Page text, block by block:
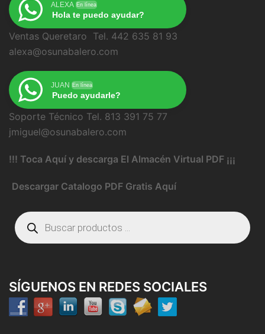
ALEXA En línea
Hola te puedo ayudar?
Ventas Queretaro Tel. 442 635 81 93
alexa@osunabalero.com
JUAN En línea
Puedo ayudarle?
Soporte Técnico Tel. 813 391 75 77
jmiguel@osunabalero.com
!!! Toca Aquí y descarga El Almacén Virtual PDF ¡¡¡
Descargar Catalogo PDF Gratis Aquí
Búsqueda
de
productos
SÍGUENOS EN REDES SOCIALES